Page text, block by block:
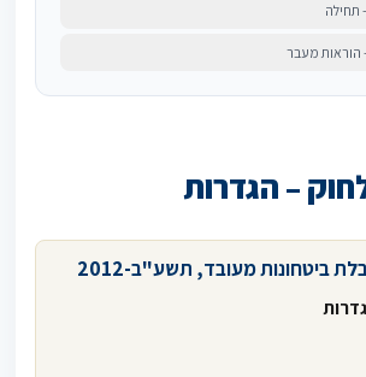
ביטחונות מעובד, תשע"ב-2012